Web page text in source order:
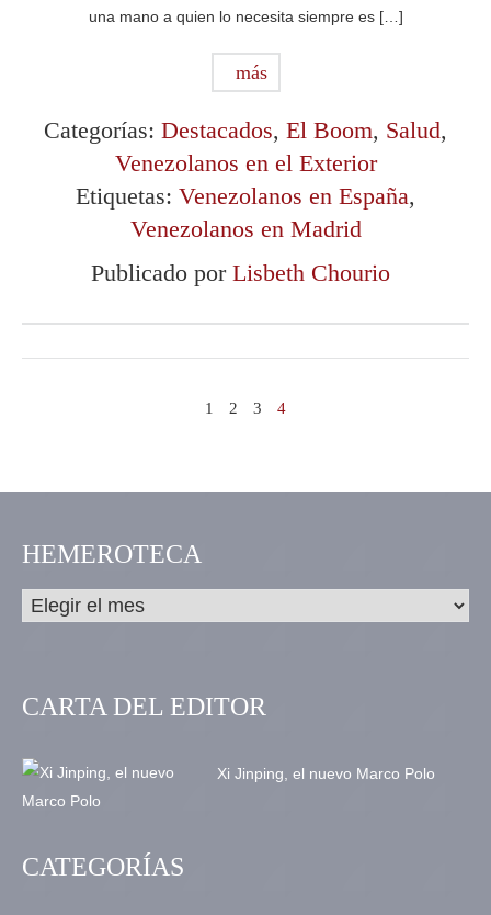
una mano a quien lo necesita siempre es […]
más
Categorías: Destacados, El Boom, Salud,
Venezolanos en el Exterior
Etiquetas: Venezolanos en España,
Venezolanos en Madrid
Publicado por Lisbeth Chourio
1 2 3 4
HEMEROTECA
CARTA DEL EDITOR
Xi Jinping, el nuevo Marco Polo
CATEGORÍAS